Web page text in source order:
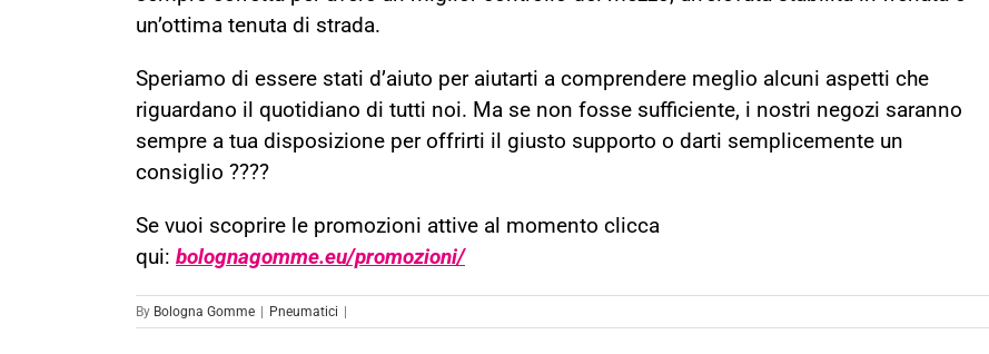
un’ottima tenuta di strada.
Speriamo di essere stati d’aiuto per aiutarti a comprendere meglio alcuni aspetti che
riguardano il quotidiano di tutti noi. Ma se non fosse sufficiente, i nostri negozi saranno
sempre a tua disposizione per offrirti il giusto supporto o darti semplicemente un
consiglio ????
Se vuoi scoprire le promozioni attive al momento clicca
qui: bolognagomme.eu/promozioni/
By Bologna Gomme | Pneumatici |